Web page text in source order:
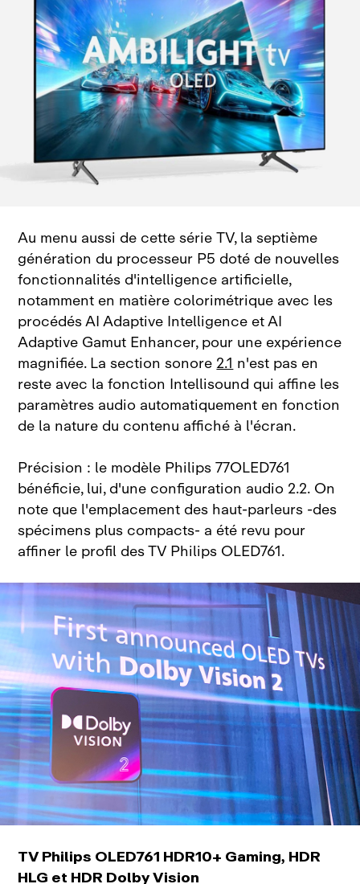
Au menu aussi de cette série TV, la septième
génération du processeur P5 doté de nouvelles
fonctionnalités d'intelligence artificielle,
notamment en matière colorimétrique avec les
procédés AI Adaptive Intelligence et AI
Adaptive Gamut Enhancer, pour une expérience
magnifiée. La section sonore2.1n'est pas en
reste avec la fonction Intellisound qui affine les
paramètres audio automatiquement en fonction
de la nature du contenu affiché à l'écran.
Précision : le modèle Philips 77OLED761
bénéficie, lui, d'une configuration audio 2.2. On
note que l'emplacement des haut‑parleurs ‑des
spécimens plus compacts‑ a été revu pour
affiner le profil des TV Philips OLED761.
TV Philips OLED761 HDR10+ Gaming, HDR
HLG et HDR Dolby Vision